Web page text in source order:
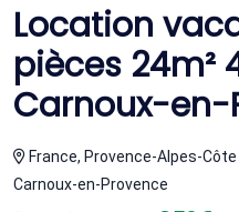
Location
pièces 24m²
Carnoux-en-
France, Provence-Alpes-
Carnoux-en-Provence